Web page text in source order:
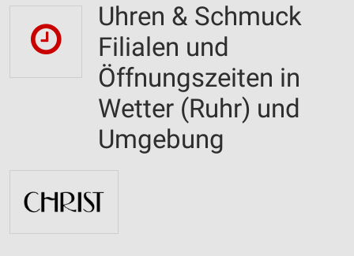
Uhren & Schmuck
Filialen und
Öffnungszeiten in
Wetter (Ruhr) und
Umgebung